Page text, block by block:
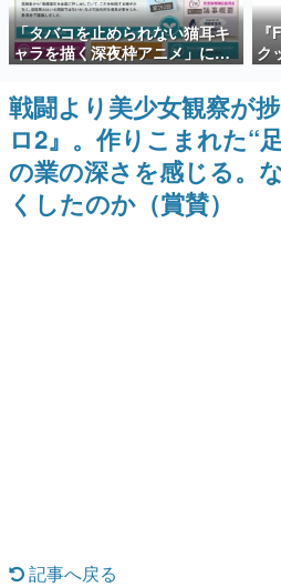
殿堂入り記事
SNS拡散数が数千以上！
ど。多くの人々に読まれ
事をまとめました。
ゲームの企画書
名作ゲームクリエイター
聞きし、ヒットする企画
きます。
赫本
この物語を解いてはいけ
「タバコを止められない猫耳キ
ャラを描く深夜枠アニメ」に視
聴者の一部から批判意見。違法
薬物の使用と思しき描写も含め
て、BPOが議論を交わす
ク
「
ズ
戦闘より美少女観察が
ロ2』。作りこまれた“
の業の深さを感じる。
くしたのか（賞賛）
記事へ戻る